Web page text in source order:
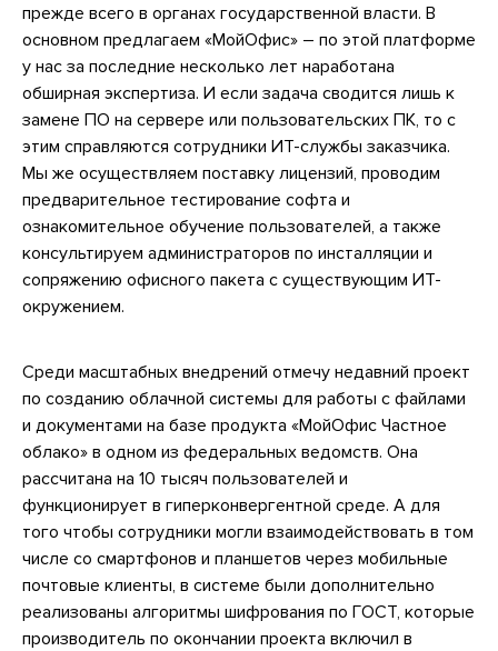
прежде всего в органах государственной власти. В
основном предлагаем «МойОфис» – по этой платформе
у нас за последние несколько лет наработана
обширная экспертиза. И если задача сводится лишь к
замене ПО на сервере или пользовательских ПК, то с
этим справляются сотрудники ИТ-службы заказчика.
Мы же осуществляем поставку лицензий, проводим
предварительное тестирование софта и
ознакомительное обучение пользователей, а также
консультируем администраторов по инсталляции и
сопряжению офисного пакета с существующим ИТ-
окружением.
Среди масштабных внедрений отмечу недавний проект
по созданию облачной системы для работы с файлами
и документами на базе продукта «МойОфис Частное
облако» в одном из федеральных ведомств. Она
рассчитана на 10 тысяч пользователей и
функционирует в гиперконвергентной среде. А для
того чтобы сотрудники могли взаимодействовать в том
числе со смартфонов и планшетов через мобильные
почтовые клиенты, в системе были дополнительно
реализованы алгоритмы шифрования по ГОСТ, которые
производитель по окончании проекта включил в